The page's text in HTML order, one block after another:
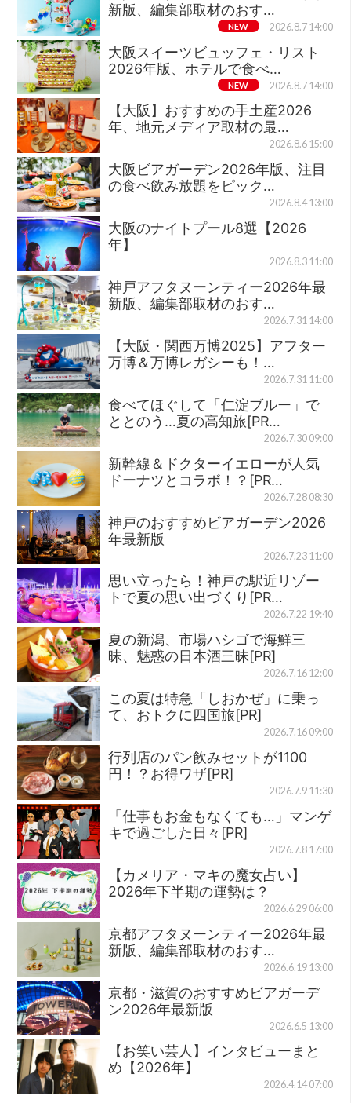
新版、編集部取材のおす…
NEW 2026.8.7 14:00
大阪スイーツビュッフェ・リスト
2026年版、ホテルで食べ…
NEW 2026.8.7 14:00
【大阪】おすすめの手土産2026
年、地元メディア取材の最…
2026.8.6 15:00
大阪ビアガーデン2026年版、注目
の食べ飲み放題をピック…
2026.8.4 13:00
大阪のナイトプール8選【2026
年】
2026.8.3 11:00
神戸アフタヌーンティー2026年最
新版、編集部取材のおす…
2026.7.31 14:00
【大阪・関西万博2025】アフター
万博＆万博レガシーも！…
2026.7.31 11:00
食べてほぐして「仁淀ブルー」で
ととのう…夏の高知旅[PR…
2026.7.30 09:00
新幹線＆ドクターイエローが人気
ドーナツとコラボ！？[PR…
2026.7.28 08:30
神戸のおすすめビアガーデン2026
年最新版
2026.7.23 11:00
思い立ったら！神戸の駅近リゾー
トで夏の思い出づくり[PR…
2026.7.22 19:40
夏の新潟、市場ハシゴで海鮮三
昧、魅惑の日本酒三昧[PR]
2026.7.16 12:00
この夏は特急「しおかぜ」に乗っ
て、おトクに四国旅[PR]
2026.7.16 09:00
行列店のパン飲みセットが1100
円！？お得ワザ[PR]
2026.7.9 11:30
「仕事もお金もなくても…」マンゲ
キで過ごした日々[PR]
2026.7.8 17:00
【カメリア・マキの魔女占い】
2026年下半期の運勢は？
2026.6.29 06:00
京都アフタヌーンティー2026年最
新版、編集部取材のおす…
2026.6.19 13:00
京都・滋賀のおすすめビアガーデ
ン2026年最新版
2026.6.5 13:00
【お笑い芸人】インタビューまと
め【2026年】
2026.4.14 07:00